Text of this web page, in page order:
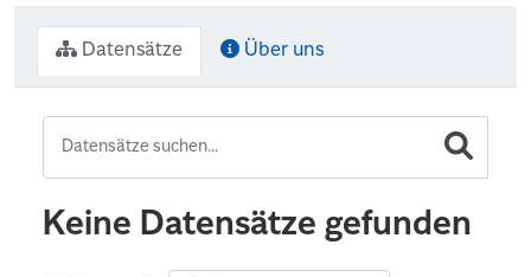
Datensätze Über uns
Keine Datensätze gefunden